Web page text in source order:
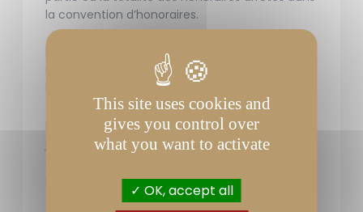
la convention d’honoraires.
Le coût du premier rendez-vous est déduit du
montant de mes honoraires si vous me confiez
la défense de votre dossier.
Enfin, je travaille au bénéfice de l’aide
juridictionnelle (formulaire papier à remplir ou
public.fr/particuliers/vosdroits/R1444
This site uses cookies and
gives you control over
what you want to activate
OK, accept all